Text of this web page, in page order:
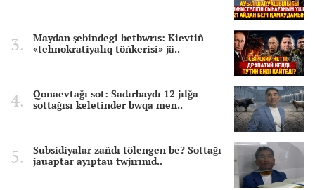
Maydan şebindegi betbwrıs: Kievtiñ
«tehnokratiyalıq töñkerisi» jä..
Qonaevtağı sot: Sadırbaydı 12 jılğa
sottağısı keletinder bwqa men..
Subsidiyalar zañdı tölengen be? Sottağı
jauaptar ayıptau twjırımd..